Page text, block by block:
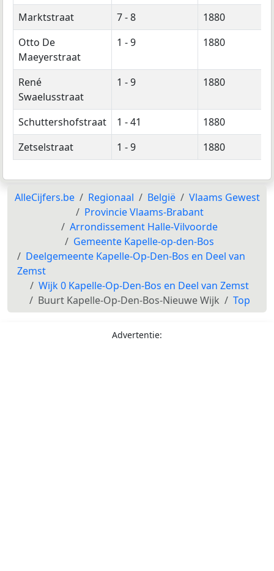
Marktstraat
7 - 8
1880
Otto De
Maeyerstraat
1 - 9 1880
René
Swaelusstraat
1 - 9 1880
Schuttershofstraat 1 - 41
1880
Zetselstraat
1 - 9 1880
AlleCijfers.be Regionaal België
Vlaams Gewest
Provincie Vlaams-Brabant
Arrondissement Halle-Vilvoorde
Gemeente Kapelle-op-den-Bos
Deelgemeente Kapelle-Op-Den-Bos en Deel van
Zemst
Wijk 0 Kapelle-Op-Den-Bos en Deel van Zemst
Buurt Kapelle-Op-Den-Bos-Nieuwe Wijk
Top
Advertentie: